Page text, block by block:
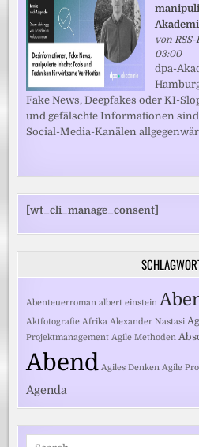
vonRSS-
03:00
dpa-
Fake News, Deepfakes oder KI-
und gefälschte Informationen
Social-Media-Kanälen
[wt_cli_manage_consent]
Abenteuerroman albert einstein
Aktfotografie Afrika Alexander Nastasi
Projektmanagement Agile Methoden
Abend Agiles Denken Agile
Agenda